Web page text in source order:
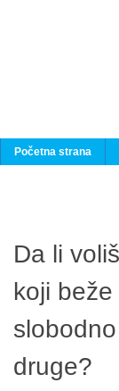
Početna strana
Da li
koji
druge?